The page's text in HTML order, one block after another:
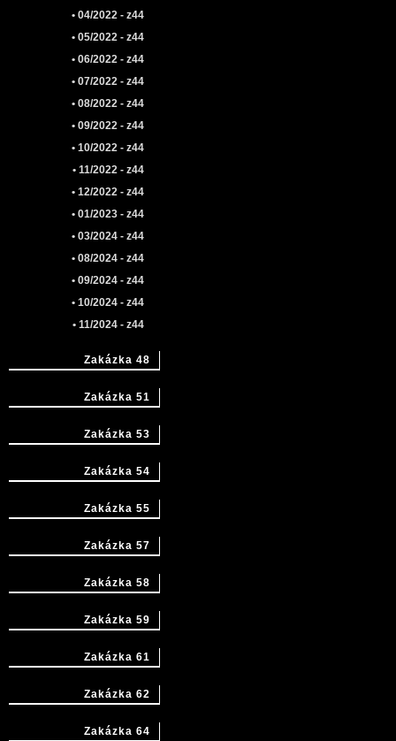
• 04/2022 - z44
• 05/2022 - z44
• 06/2022 - z44
• 07/2022 - z44
• 08/2022 - z44
• 09/2022 - z44
• 10/2022 - z44
• 11/2022 - z44
• 12/2022 - z44
• 01/2023 - z44
• 03/2024 - z44
• 08/2024 - z44
• 09/2024 - z44
• 10/2024 - z44
• 11/2024 - z44
Zakázka 48
Zakázka 51
Zakázka 53
Zakázka 54
Zakázka 55
Zakázka 57
Zakázka 58
Zakázka 59
Zakázka 61
Zakázka 62
Zakázka 64